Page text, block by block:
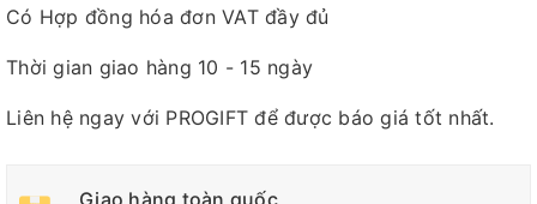
Có Hợp đồng hóa đơn VAT đầy đủ
Thời gian giao hàng 10 - 15 ngày
Liên hệ ngay với PROGIFT để được báo giá tốt nhất.